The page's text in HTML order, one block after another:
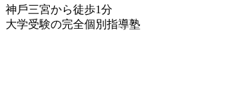
神⼾三宮から徒歩1分
⼤学受験の完全個別指導塾